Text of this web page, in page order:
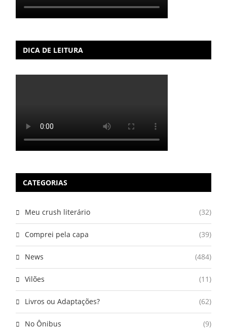
DICA DE LEITURA
CATEGORIAS
Meu crush literário (32)
Comprei pela capa (39)
News (484)
Vilões (11)
Livros ou Adaptações? (62)
No Ônibus (9)